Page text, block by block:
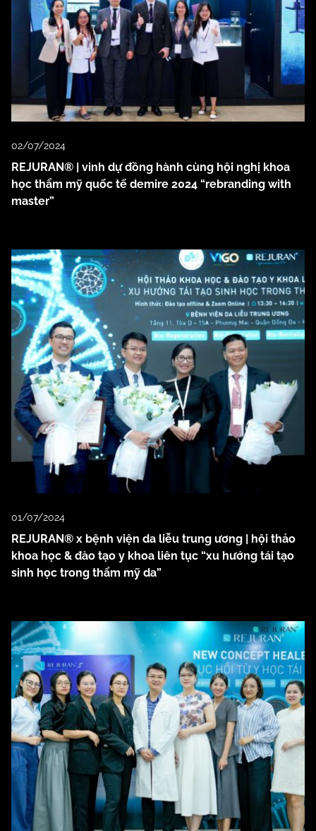
02/07/2024
REJURAN® | vinh dự đồng hành cùng hội nghị khoa
học thẩm mỹ quốc tế demire 2024 “rebranding with
master”
01/07/2024
REJURAN® x bệnh viện da liễu trung ương | hội thảo
khoa học & đào tạo y khoa liên tục “xu hướng tái tạo
sinh học trong thẩm mỹ da”